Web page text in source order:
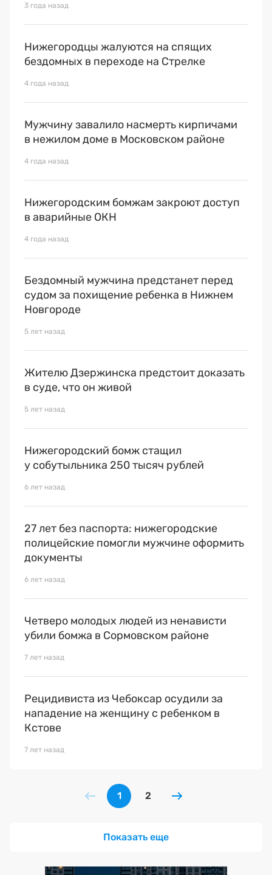
3 года назад
Нижегородцы жалуются на спящих
бездомных в переходе на Стрелке
4 года назад
Мужчину завалило насмерть кирпичами
в нежилом доме в Московском районе
4 года назад
Нижегородским бомжам закроют доступ
в аварийные ОКН
4 года назад
Бездомный мужчина предстанет перед
судом за похищение ребенка в Нижнем
Новгороде
5 лет назад
Жителю Дзержинска предстоит доказать
в суде, что он живой
5 лет назад
Нижегородский бомж стащил
у собутыльника 250 тысяч рублей
6 лет назад
27 лет без паспорта: нижегородские
полицейские помогли мужчине оформить
документы
6 лет назад
Четверо молодых людей из ненависти
убили бомжа в Сормовском районе
7 лет назад
Рецидивиста из Чебоксар осудили за
нападение на женщину с ребенком в
Кстове
7 лет назад
1 2
Показать еще